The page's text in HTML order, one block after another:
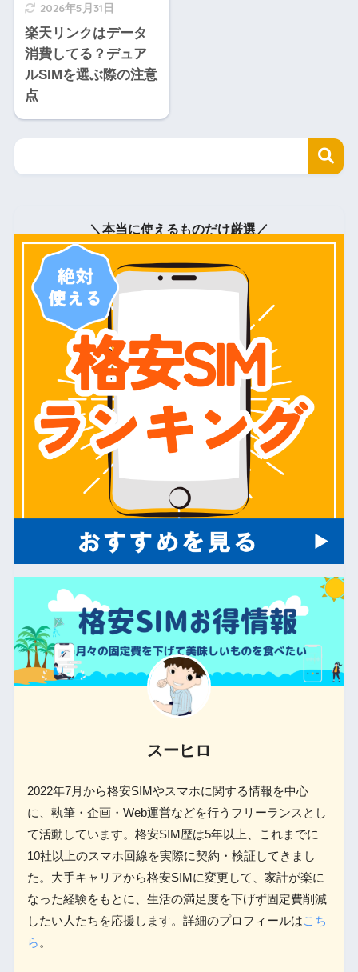
2026年5月31日
楽天リンクはデータ
消費してる？デュア
ルSIMを選ぶ際の注意
点
＼本当に使えるものだけ厳選／
スーヒロ
2022年7月から格安SIMやスマホに関する情報を中心
に、執筆・企画・Web運営などを行うフリーランスとし
て活動しています。格安SIM歴は5年以上、これまでに
10社以上のスマホ回線を実際に契約・検証してきまし
た。大手キャリアから格安SIMに変更して、家計が楽に
なった経験をもとに、生活の満足度を下げず固定費削減
したい人たちを応援します。詳細のプロフィールはこち
ら 。